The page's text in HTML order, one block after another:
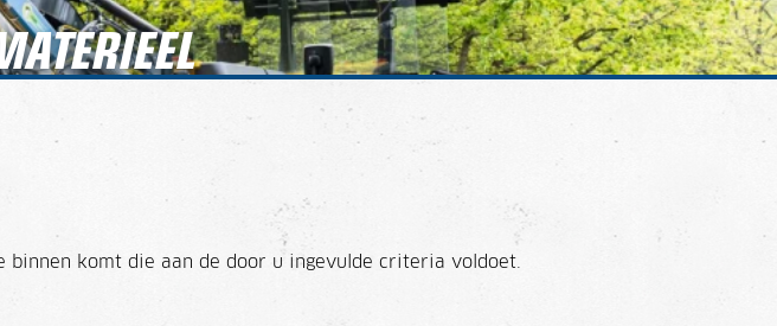
komt die aan de door u ingevulde criteria voldoet.